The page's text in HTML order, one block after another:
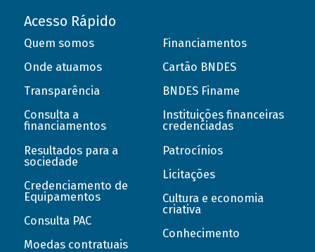
Acesso Rápido
Quem somos
Onde atuamos
Transparência
Consulta a
financiamentos
Resultados para a
sociedade
Credenciamento de
Equipamentos
Consulta PAC
Moedas contratuais
Financiamentos
Cartão BNDES
BNDES Finame
Instituições financeiras
credenciadas
Patrocínios
Licitações
Cultura e economia
criativa
Conhecimento